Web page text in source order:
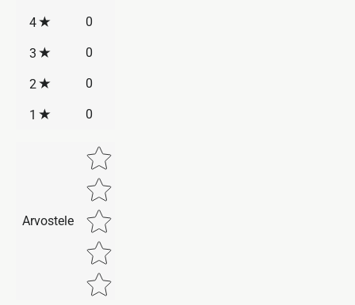
4 0
3 0
2 0
1 0
Arvostele
Star rating